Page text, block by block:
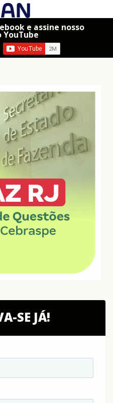
e assine nosso
YouTube
SE JÁ!